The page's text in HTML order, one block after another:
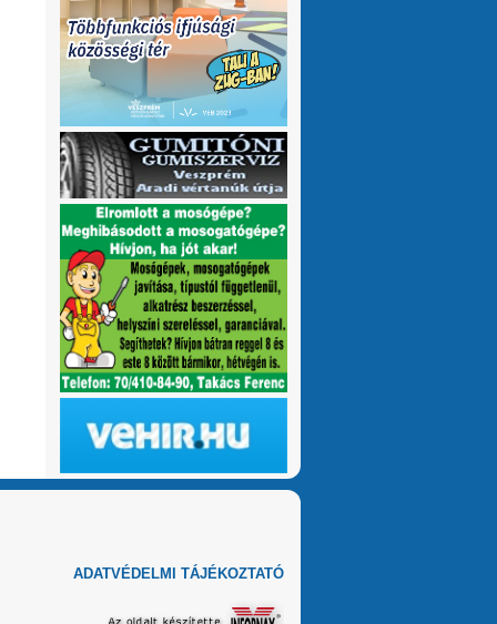
VMeteo-Zooltán Hopp, meggyógyult
1 év 4 hónap
VMeteo-Zooltán
Kivételesen nem
Valami frissítés rosszul sikerült :/
ADATVÉDELMI TÁJÉKOZTATÓ